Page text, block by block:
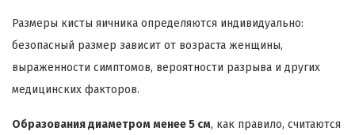
Размеры кисты яичника определяются индивидуально:
безопасный размер зависит от возраста женщины,
выраженности симптомов, вероятности разрыва и других
медицинских факторов.
Образования диаметром менее 5 см, как правило, считаются